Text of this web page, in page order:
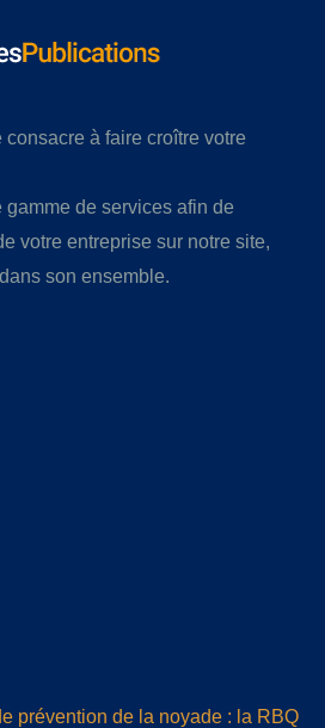
à faire croître votre
gamme de services afin de
votre entreprise sur notre site,
son ensemble.
prévention de la noyade : la RBQ